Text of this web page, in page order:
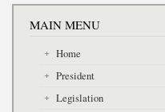
MAIN MENU
Home
President
Legislation